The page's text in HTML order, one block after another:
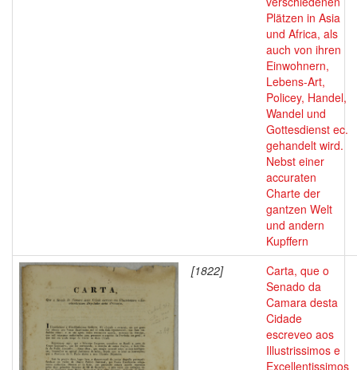
Plätzen in Asia
und Africa, als
auch von ihren
Einwohnern,
Lebens-Art,
Policey, Handel,
Wandel und
Gottesdienst ec.
gehandelt wird.
Nebst einer
accuraten
Charte der
gantzen Welt
und andern
Kupffern
[1822]
Carta, que o
Senado da
Camara desta
Cidade
escreveo aos
Illustrissimos e
Excellentissimos